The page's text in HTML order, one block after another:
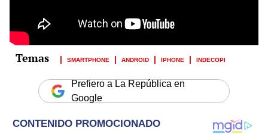
SMARTPHONE ANDROID IPHONE INDECOPI
Prefiero a La República en
Google